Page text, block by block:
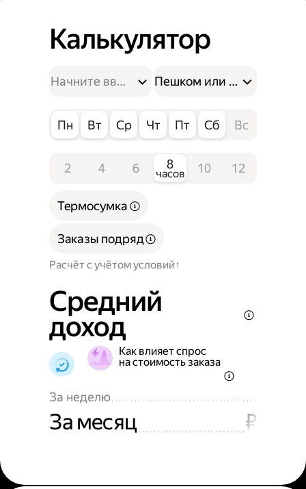
Калькулятор
Пешком или на
Пн Вт Ср Чт Пт Сб Вс
2 4 6 8
часов 10 12
Расчёт с учётом условий
Термосумка
Заказы подряд
Средний
доход
Как влияет спрос
на стоимость заказа
За неделю
За месяц ₽